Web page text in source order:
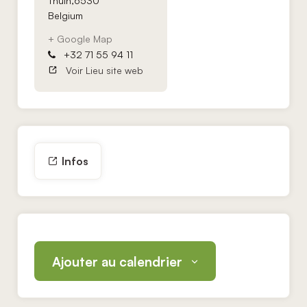
Belgium
+ Google Map
+32 71 55 94 11
Voir Lieu site web
Infos
Ajouter au calendrier